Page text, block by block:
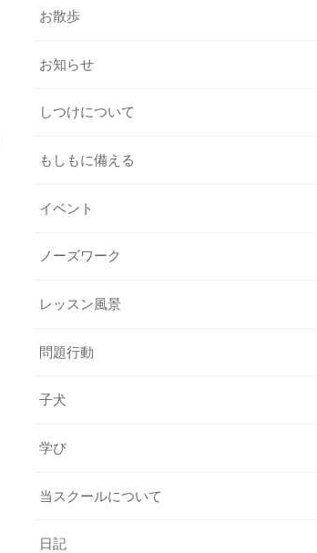
お散歩
お知らせ
しつけについて
もしもに備える
イベント
ノーズワーク
レッスン風景
問題行動
子犬
学び
当スクールについて
日記